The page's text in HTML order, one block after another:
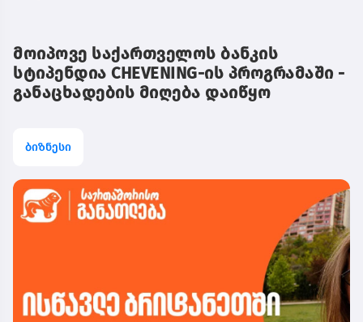
მოიპოვე საქართველოს ბანკის
სტიპენდია CHEVENING-ის პროგრამაში -
განაცხადების მიღება დაიწყო
ბიზნესი